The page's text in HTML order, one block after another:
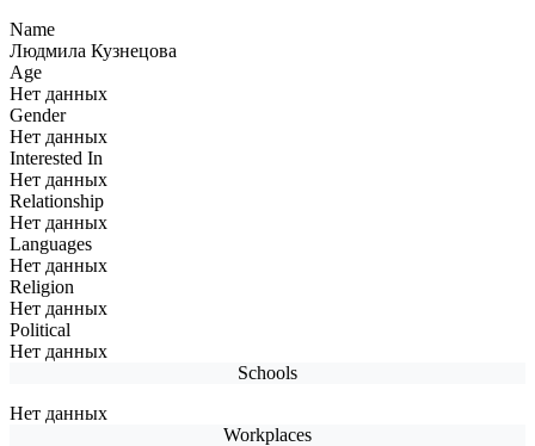
Name
Людмила Кузнецова
Age
Нет данных
Gender
Нет данных
Interested In
Нет данных
Relationship
Нет данных
Languages
Нет данных
Religion
Нет данных
Political
Нет данных
Schools
Нет данных
Workplaces